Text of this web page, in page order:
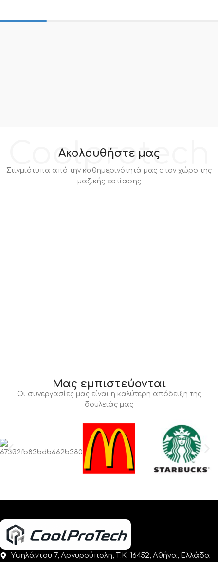
Coolprotech
Ακολουθήστε μας
Στιγμιότυπα από την καθημερινότητά μας στον χώρο της
μαζικής εστίασης
Μας εμπιστεύονται
Οι συνεργασίες μας είναι η καλύτερη απόδειξη της
δουλειάς μας
Υψηλάντου 7, Αργυρούπολη, Τ.Κ. 16452, Αθήνα, Ελλάδα